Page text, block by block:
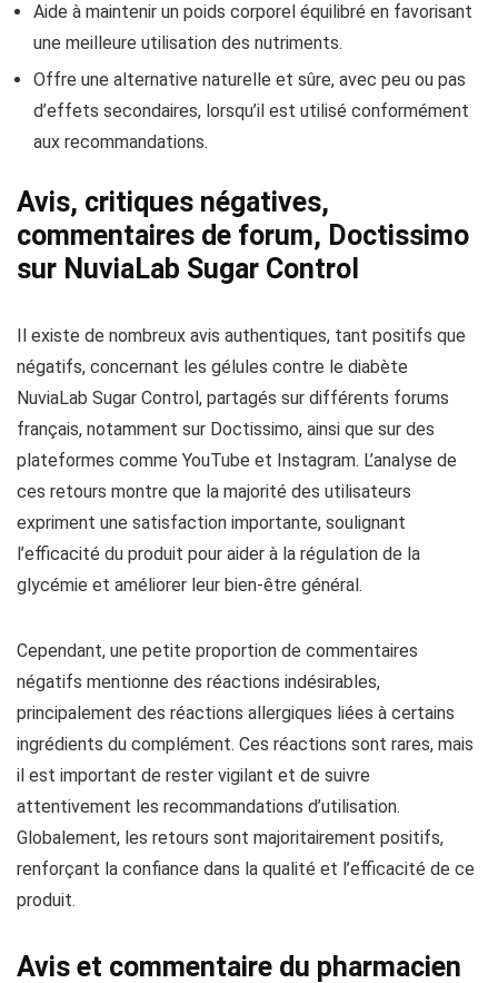
Aide à maintenir un poids corporel équilibré en favorisant
une meilleure utilisation des nutriments.
Offre une alternative naturelle et sûre, avec peu ou pas
d’effets secondaires, lorsqu’il est utilisé conformément
aux recommandations.
Avis, critiques négatives,
commentaires de forum, Doctissimo
sur NuviaLab Sugar Control
Il existe de nombreux avis authentiques, tant positifs que
négatifs, concernant les gélules contre le diabète
NuviaLab Sugar Control, partagés sur différents forums
français, notamment sur Doctissimo, ainsi que sur des
plateformes comme YouTube et Instagram. L’analyse de
ces retours montre que la majorité des utilisateurs
expriment une satisfaction importante, soulignant
l’efficacité du produit pour aider à la régulation de la
glycémie et améliorer leur bien-être général.
Cependant, une petite proportion de commentaires
négatifs mentionne des réactions indésirables,
principalement des réactions allergiques liées à certains
ingrédients du complément. Ces réactions sont rares, mais
il est important de rester vigilant et de suivre
attentivement les recommandations d’utilisation.
Globalement, les retours sont majoritairement positifs,
renforçant la confiance dans la qualité et l’efficacité de ce
produit.
Avis et commentaire du pharmacien